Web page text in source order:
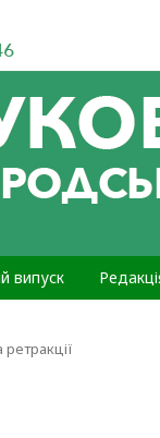
випуск
ретракції